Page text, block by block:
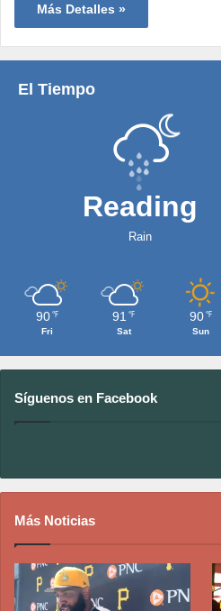
Más Detalles »
El Tiempo
Reading
Rain
90 ℉
Fri
91 ℉
Sat
90 ℉
Sun
Síguenos en Facebook
Más Noticias